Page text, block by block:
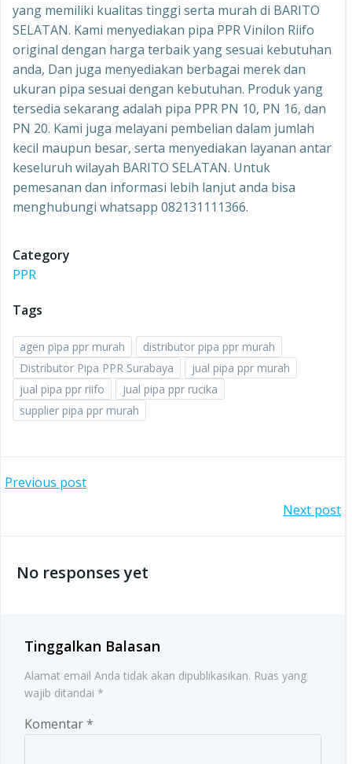
yang memiliki kualitas tinggi serta murah di BARITO
SELATAN. Kami menyediakan pipa PPR Vinilon Riifo
original dengan harga terbaik yang sesuai kebutuhan
anda, Dan juga menyediakan berbagai merek dan
ukuran pipa sesuai dengan kebutuhan. Produk yang
tersedia sekarang adalah pipa PPR PN 10, PN 16, dan
PN 20. Kami juga melayani pembelian dalam jumlah
kecil maupun besar, serta menyediakan layanan antar
keseluruh wilayah BARITO SELATAN. Untuk
pemesanan dan informasi lebih lanjut anda bisa
menghubungi whatsapp 082131111366.
Category
PPR
Tags
agen pipa ppr murah
distributor pipa ppr murah
Distributor Pipa PPR Surabaya
jual pipa ppr murah
jual pipa ppr riifo
jual pipa ppr rucika
supplier pipa ppr murah
Post
Previous post
navigation
Next post
No responses yet
Tinggalkan Balasan
Alamat email Anda tidak akan dipublikasikan. Ruas yang
wajib ditandai *
Komentar*